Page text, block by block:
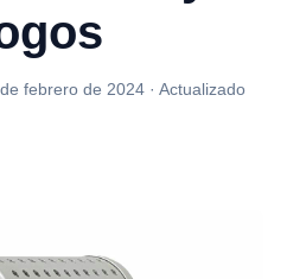
febrero de 2024 · Actualizado